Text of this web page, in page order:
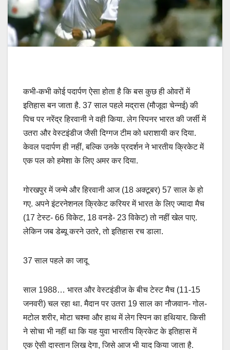
कभी-कभी कोई पदार्पण ऐसा होता है कि बस कुछ ही ओवरों में
इतिहास बन जाता है. 37 साल पहले मद्रास (मौजूदा चेन्नई) की
पिच पर नरेंद्र हिरवानी ने वही किया. लेग स्पिनर भारत की जर्सी में
उतरा और वेस्टइंडीज जैसी दिग्गज टीम को धराशायी कर दिया.
केवल पदार्पण ही नहीं, बल्कि उनके प्रदर्शन ने भारतीय क्रिकेट में
एक पल को हमेशा के लिए अमर कर दिया.
गोरखपुर में जन्मे और हिरवानी आज (18 अक्टूबर) 57 साल के हो
गए. अपने इंटरनेशनल क्रिकेट करियर में भारत के लिए ज्यादा मैच
(17 टेस्ट- 66 विकेट, 18 वनडे- 23 विकेट) तो नहीं खेल पाए.
लेकिन जब डेब्यू करने उतरे, तो इतिहास रच डाला.
37 साल पहले का जादू
साल 1988… भारत और वेस्टइंडीज के बीच टेस्ट मैच (11-15
जनवरी) चल रहा था. मैदान पर उतरा 19 साल का नौजवान- गोल-
मटोल शरीर, मोटा चश्मा और हाथ में लेग स्पिन का हथियार. किसी
ने सोचा भी नहीं था कि यह युवा भारतीय क्रिकेट के इतिहास में
एक ऐसी दास्तान लिख देगा, जिसे आज भी याद किया जाता है.